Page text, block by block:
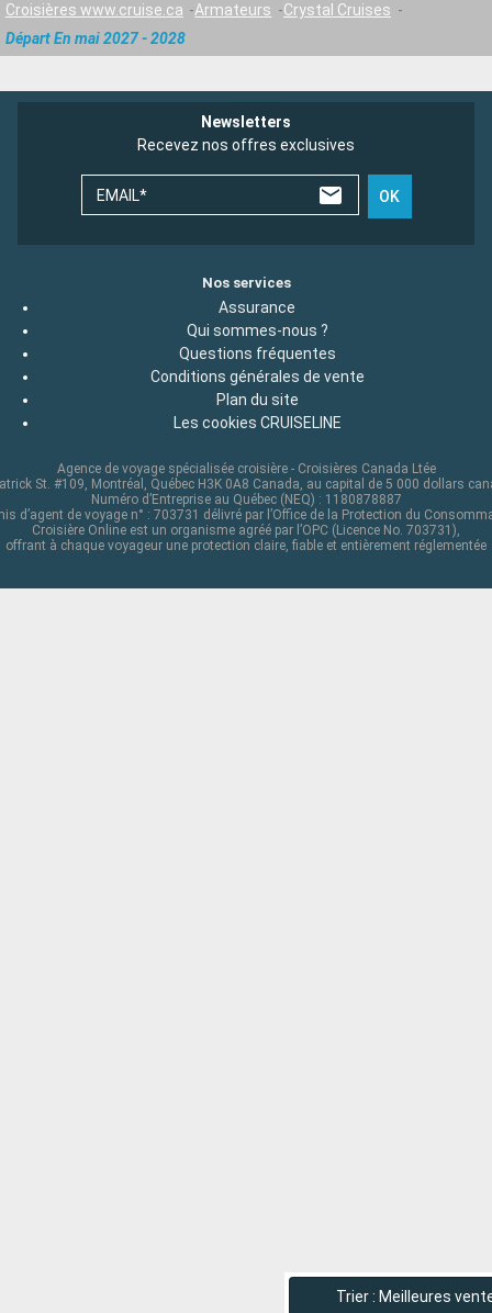
Trier : Meilleures
Croisières www.cruise.ca Armateurs
Crystal Cruises
Départ En mai 2027 - 2028
Newsletters
Recevez nos offres exclusives
EMAIL* OK
Nos services
Assurance
Qui sommes-nous ?
Questions fréquentes
Conditions générales de vente
Plan du site
Les cookies CRUISELINE
Agence de voyage spécialisée croisière - Croisières Canada Ltée
St. #109, Montréal, Québec H3K 0A8 Canada, au capital de 5 000 dollars
Numéro d’Entreprise au Québec (NEQ) : 1180878887
d’agent de voyage n° : 703731 délivré par l’Office de la Protection du
Croisière Online est un organisme agréé par l’OPC (Licence No. 703731),
offrant à chaque voyageur une protection claire, fiable et entièrement réglementée